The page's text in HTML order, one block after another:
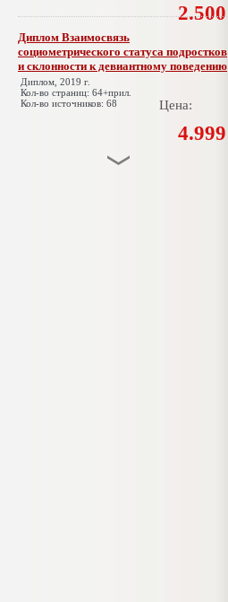
2.500
Диплом Взаимосвязь
социометрического статуса подростков
и склонности к девиантному поведению
Диплом, 2019 г.
Кол-во страниц: 64+прил.
Кол-во источников: 68
Цена:
4.999